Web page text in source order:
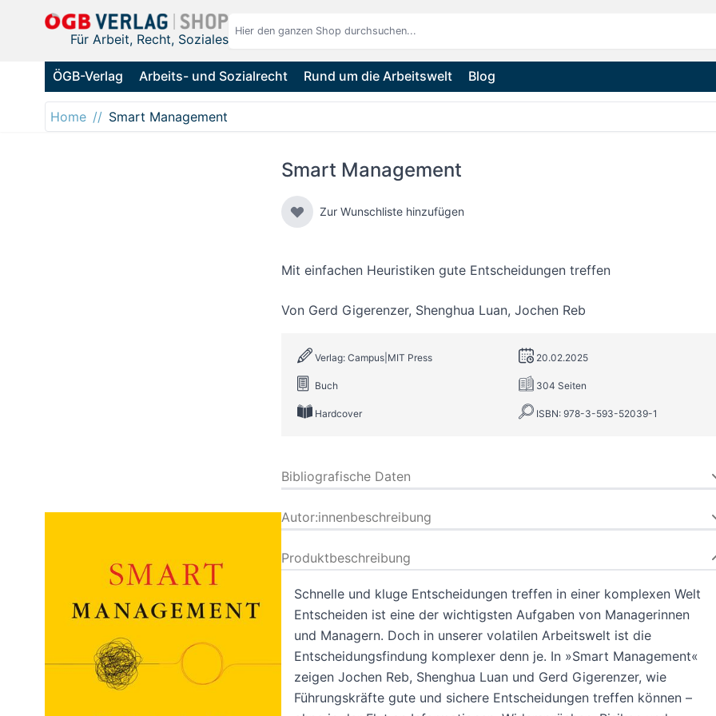
Direkt zum Inhalt
Für Arbeit, Recht, Soziales
ÖGB-Verlag Arbeits- und Sozialrecht Rund um die Arbeitswelt Blog
Home Smart Management
Smart Management
Zur Wunschliste hinzufügen
Mit einfachen Heuristiken gute Entscheidungen treffen
Von Gerd Gigerenzer, Shenghua Luan, Jochen Reb
Verlag: Campus|MIT Press 20.02.2025
Buch 304 Seiten
Hardcover ISBN: 978-3-593-52039-1
Bibliografische Daten
Autor:innenbeschreibung
Produktbeschreibung
Schnelle und kluge Entscheidungen treffen in einer komplexen Welt
Entscheiden ist eine der wichtigsten Aufgaben von Managerinnen
und Managern. Doch in unserer volatilen Arbeitswelt ist die
Entscheidungsfindung komplexer denn je. In »Smart Management«
zeigen Jochen Reb, Shenghua Luan und Gerd Gigerenzer, wie
Führungskräfte gute und sichere Entscheidungen treffen können –